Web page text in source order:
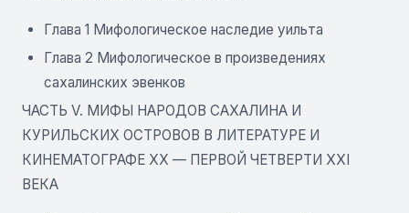
Глава 1 Мифологическое наследие уильта
Глава 2 Мифологическое в произведениях
сахалинских эвенков
ЧАСТЬ V. МИФЫ НАРОДОВ САХАЛИНА И
КУРИЛЬСКИХ ОСТРОВОВ В ЛИТЕРАТУРЕ И
КИНЕМАТОГРАФЕ ХХ — ПЕРВОЙ ЧЕТВЕРТИ ХХI
ВЕКА